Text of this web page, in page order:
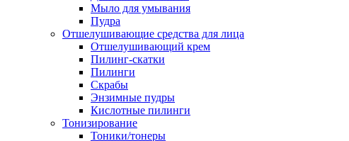
Мыло для умывания
Пудра
Отшелушивающие средства для лица
Отшелушивающий крем
Пилинг-скатки
Пилинги
Скрабы
Энзимные пудры
Кислотные пилинги
Тонизирование
Тоники/тонеры